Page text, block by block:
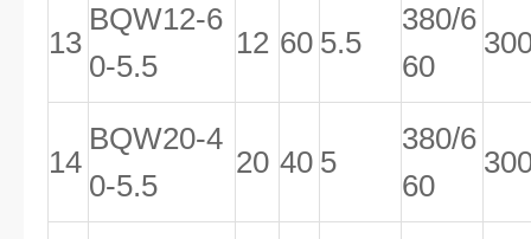
13
BQW12-6
0-5.5
12 60 5.5
380/6
60
14
BQW20-4
0-5.5
20 40 5
380/6
60